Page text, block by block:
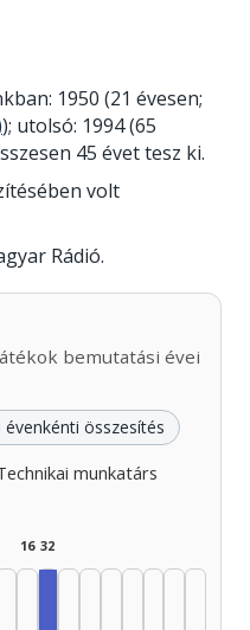
1950 (21 évesen;
); utolsó: 1994 (65
45 évet tesz ki.
volt
Rádió.
bemutatási évei
évenkénti összesítés
munkatárs
16 32